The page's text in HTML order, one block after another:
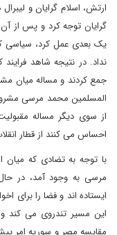
ارتش، اسلام گرایان و
گرایان توجه کرد و پس از
یک بعدی عمل کرد، سیاسی
نداد. در نتیجه شاهد
جمع کردند و مساله میان
المسلمین محمد مرسی
از سوی دیگر مساله
احساس می کنند از قطار
با توجه به تضادی که میان
مرسی به وجود آمد، در
ایستاده اند و فضا را
این مسیر تندروی می کند
مقایسه مصر و سوریه امر